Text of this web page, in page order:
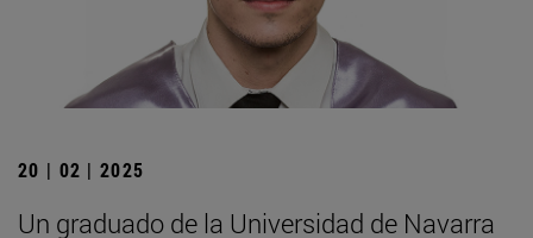
20 | 02 | 2025
Un graduado de la Universidad de Navarra